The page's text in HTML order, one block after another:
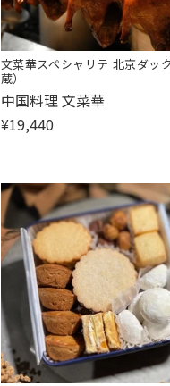
文菜華スペシャリテ 北京ダッ
蔵）
販
売
中国料理 文菜華
¥19,440